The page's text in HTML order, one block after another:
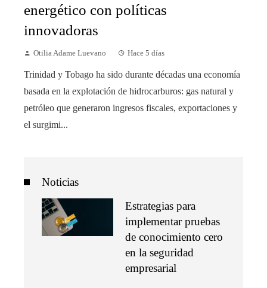
energético con políticas
innovadoras
Otilia Adame Luevano Hace 5 días
Trinidad y Tobago ha sido durante décadas una economía
basada en la explotación de hidrocarburos: gas natural y
petróleo que generaron ingresos fiscales, exportaciones y
el surgimi...
Noticias
Estrategias para
implementar pruebas
de conocimiento cero
en la seguridad
empresarial